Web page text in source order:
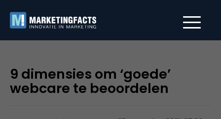
9 dimensies om ‘goede’
webcare te beoordelen